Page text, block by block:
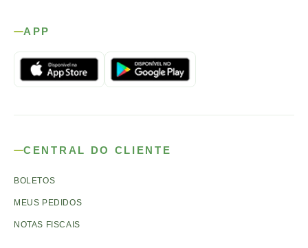
APP
CENTRAL DO CLIENTE
BOLETOS
MEUS PEDIDOS
NOTAS FISCAIS